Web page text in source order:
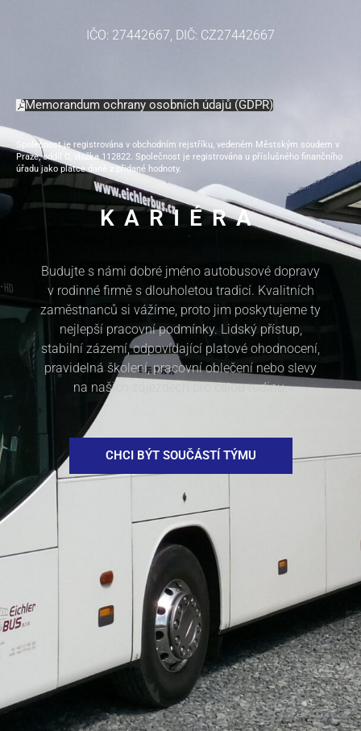
IČO: 27442667, DIČ: CZ27442667
Memorandum ochrany osobních údajů (GDPR)
Společnost je registrována v obchodním rejstříku, vedeném Městským soudem v
Praze, oddíl C, vložka 112822. Společnost je registrována u příslušného finančního
úřadu jako plátce daně z přidané hodnoty.
KARIÉRA
Budujte s námi dobré jméno autobusové dopravy
v rodinné firmě s dlouholetou tradicí. Kvalitních
zaměstnanců si vážíme, proto jim poskytujeme ty
nejlepší pracovní podmínky. Lidský přístup,
stabilní zázemí, odpovídající platové ohodnocení,
pravidelná školení, pracovní oblečení nebo slevy
na našich zájezdech pro celou rodinu.
CHCI BÝT SOUČÁSTÍ TÝMU